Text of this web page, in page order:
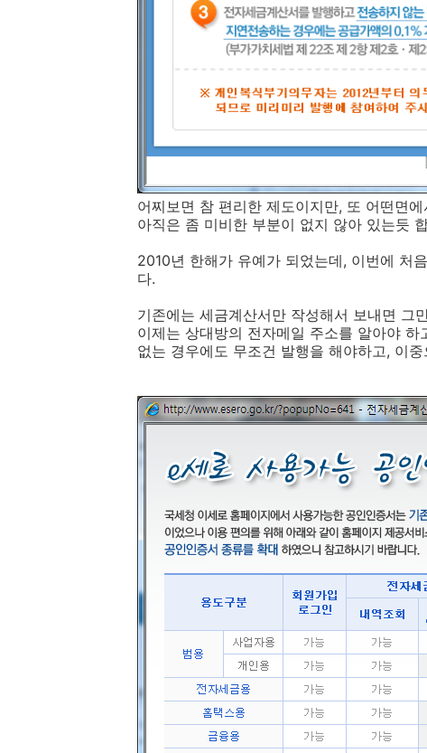
어찌보면 참 편리한 제도이지만, 또 어떤면
아직은 좀 미비한 부분이 없지 않아 있는듯
2010년 한해가 유예가 되었는데, 이번에 처
다.
기존에는 세금계산서만 작성해서 보내면 그
이제는 상대방의 전자메일 주소를 알아야
없는 경우에도 무조건 발행을 해야하고, 이